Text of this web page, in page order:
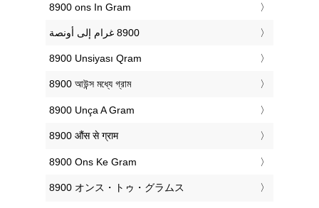
‎8900 ons In Gram
‎8900 Unsiyası Qram
‎8900 আউন্স মধ্যে গ্রাম
‎8900 Unça A Gram
‎8900 औंस से ग्राम
‎8900 Ons Ke Gram
‎8900 オンス・トゥ・グラムス